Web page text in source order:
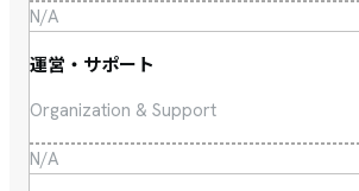
N/A
運営・サポート
Organization & Support
N/A